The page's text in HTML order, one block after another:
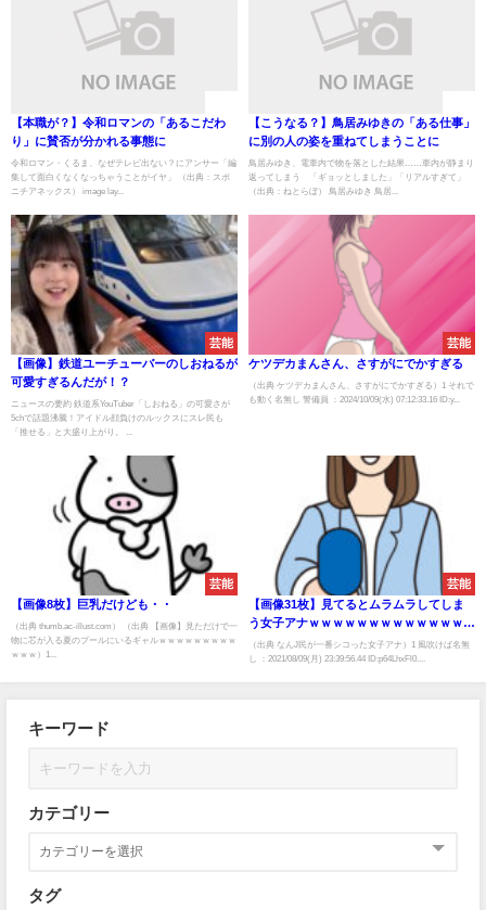
【本職が？】令和ロマンの「あるこだわ
り」に賛否が分かれる事態に
令和ロマン・くるま、なぜテレビ出ない？にアンサー「編
集して面白くなくなっちゃうことがイヤ」 （出典：スポ
ニチアネックス） image lay...
【こうなる？】鳥居みゆきの「ある仕事」
に別の人の姿を重ねてしまうことに
鳥居みゆき、電車内で物を落とした結果……車内が静まり
返ってしまう 「ギョッとしました」「リアルすぎて」
（出典：ねとらぼ） 鳥居みゆき 鳥居...
芸能
【画像】鉄道ユーチューバーのしおねるが
可愛すぎるんだが！？
ニュースの要約 鉄道系YouTuber「しおねる」の可愛さが
5chで話題沸騰！アイドル顔負けのルックスにスレ民も
「推せる」と大盛り上がり。 ...
芸能
ケツデカまんさん、さすがにでかすぎる
（出典 ケツデカまんさん、さすがにでかすぎる）1 それで
も動く名無し 警備員 ：2024/10/09(水) 07:12:33.16 ID:y...
芸能
【画像8枚】巨乳だけども・・
（出典 thumb.ac-illust.com） （出典 【画像】見ただけで一
物に芯が入る夏のプールにいるギャルｗｗｗｗｗｗｗｗｗ
ｗｗｗ）1...
芸能
【画像31枚】見てるとムラムラしてしま
う女子アナｗｗｗｗｗｗｗｗｗｗｗｗｗｗ
ｗｗｗｗｗｗｗｗｗ
（出典 なんJ民が一番シコった女子アナ）1 風吹けば名無
し ：2021/08/09(月) 23:39:56.44 ID:p64LhxFl0....
キーワード
カテゴリー
タグ